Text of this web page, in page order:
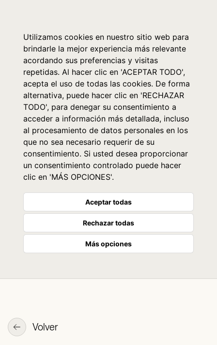
Utilizamos cookies en nuestro sitio web para
brindarle la mejor experiencia más relevante
acordando sus preferencias y visitas
repetidas. Al hacer clic en 'ACEPTAR TODO',
acepta el uso de todas las cookies. De forma
alternativa, puede hacer clic en 'RECHAZAR
TODO', para denegar su consentimiento a
acceder a información más detallada, incluso
al procesamiento de datos personales en los
que no sea necesario requerir de su
consentimiento. Si usted desea proporcionar
un consentimiento controlado puede hacer
clic en 'MÁS OPCIONES'.
Aceptar todas
Rechazar todas
Más opciones
Volver